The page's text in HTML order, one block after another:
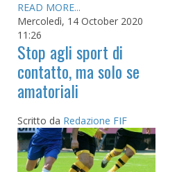
READ MORE...
Mercoledì, 14 October 2020
11:26
Stop agli sport di
contatto, ma solo se
amatoriali
Scritto da Redazione FIF